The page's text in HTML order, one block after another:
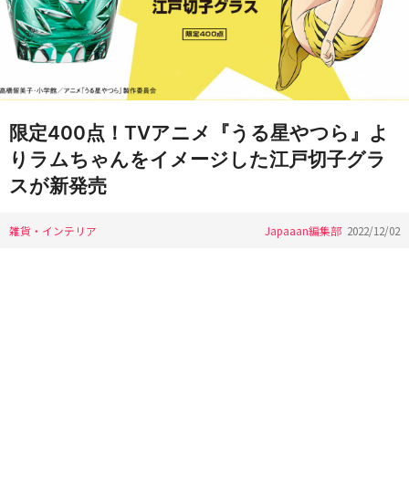
限定400点！TVアニメ『うる星やつら』よ
りラムちゃんをイメージした江戸切子グラ
スが新発売
雑貨・インテリア Japaaan編集部 2022/12/02